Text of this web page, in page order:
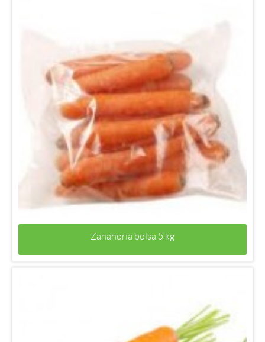
Zanahoria bolsa 5 kg